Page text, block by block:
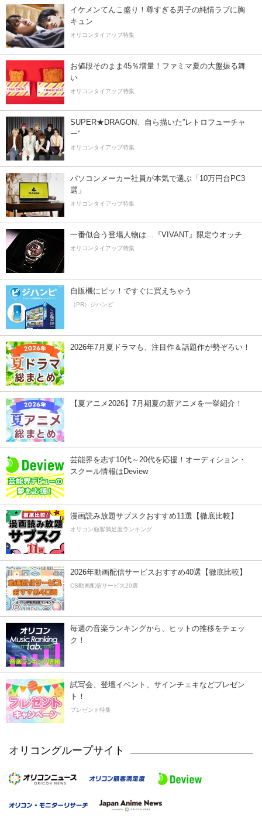
イケメンてんこ盛り！尊すぎる男子の純情ラブに胸
キュン
オリコンタイアップ特集
お値段そのまま45％増量！ファミマ夏の大盤振る舞
い
オリコンタイアップ特集
SUPER★DRAGON、自ら描いた”レトロフューチャ
ー”
オリコンタイアップ特集
パソコンメーカー社員が本気で選ぶ「10万円台PC3
選」
オリコンタイアップ特集
一番似合う登場人物は…『VIVANT』限定ウオッチ
オリコンタイアップ特集
自販機にピッ！ですぐに買えちゃう
（PR）ジハンピ
2026年7月夏ドラマも、注目作＆話題作が勢ぞろい！
【夏アニメ2026】7月期夏の新アニメを一挙紹介！
芸能界を志す10代～20代を応援！オーディション・
スクール情報はDeview
漫画読み放題サブスクおすすめ11選【徹底比較】
オリコン顧客満足度ランキング
2026年動画配信サービスおすすめ40選【徹底比較】
CS動画配信サービス20選
毎週の音楽ランキングから、ヒットの推移をチェッ
ク！
試写会、登壇イベント、サインチェキなどプレゼン
ト！
プレゼント特集
オリコングループサイト